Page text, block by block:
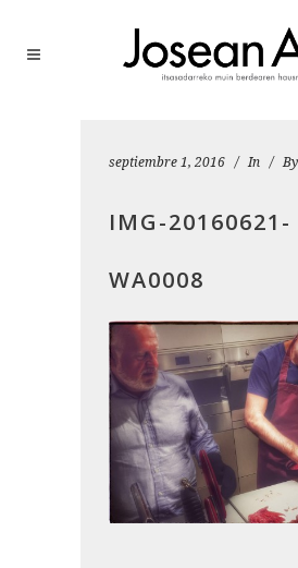
septiembre 1, 2016 In By
IMG-20160621-
WA0008